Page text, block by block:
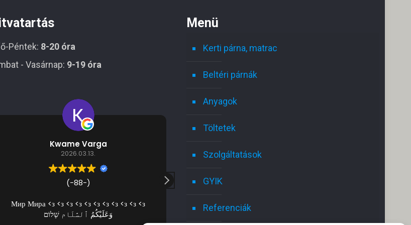
Péntek: 8-20 óra
- Vasárnap: 9-19 óra
Kwame Varga
2026.03.13.
(-88-)
Мир Мира <з <з <з <з <з <з <з <з <з <з <з
وَعَلَيْكُمُ ٱلسَّلَام שָׁלוֹם
2025.05.18.
Excellent service i highly recommend
Menü
Kerti párna, matrac
Beltéri párnák
Anyagok
Töltetek
Szolgáltatások
GYIK
Referenciák